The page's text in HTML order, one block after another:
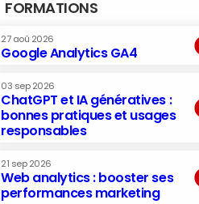
FORMATIONS
27 aoû 2026
Google Analytics GA4
03 sep 2026
ChatGPT et IA génératives :
bonnes pratiques et usages
responsables
21 sep 2026
Web analytics : booster ses
performances marketing